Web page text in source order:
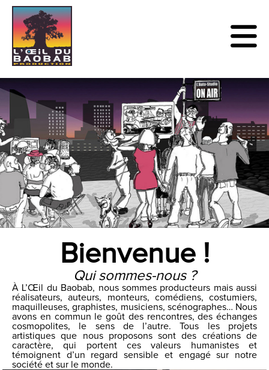
Bienvenue !
Qui sommes-nous ?
À L’Œil du Baobab, nous sommes producteurs mais aussi
réalisateurs, auteurs, monteurs, comédiens, costumiers,
maquilleuses, graphistes, musiciens, scénographes… Nous
avons en commun le goût des rencontres, des échanges
cosmopolites, le sens de l’autre. Tous les projets
artistiques que nous proposons sont des créations de
caractère, qui portent ces valeurs humanistes et
témoignent d’un regard sensible et engagé sur notre
société et sur le monde.